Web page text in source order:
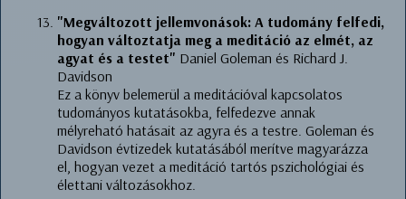
"Megváltozott jellemvonások: A tudomány felfedi,
hogyan változtatja meg a meditáció az elmét, az
agyat és a testet" Daniel Goleman és Richard J.
Davidson
Ez a könyv belemerül a meditációval kapcsolatos
tudományos kutatásokba, felfedezve annak
mélyreható hatásait az agyra és a testre. Goleman és
Davidson évtizedek kutatásából merítve magyarázza
el, hogyan vezet a meditáció tartós pszichológiai és
élettani változásokhoz.